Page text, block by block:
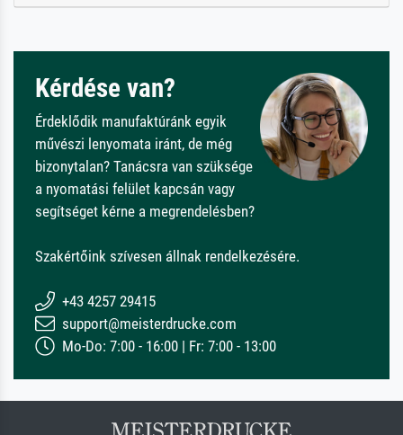
Kérdése van?
Érdeklődik manufaktúránk egyik
művészi lenyomata iránt, de még
bizonytalan? Tanácsra van szüksége
a nyomatási felület kapcsán vagy
segítséget kérne a megrendelésben?
Szakértőink szívesen állnak rendelkezésére.
+43 4257 29415
support@meisterdrucke.com
Mo-Do: 7:00 - 16:00 | Fr: 7:00 - 13:00